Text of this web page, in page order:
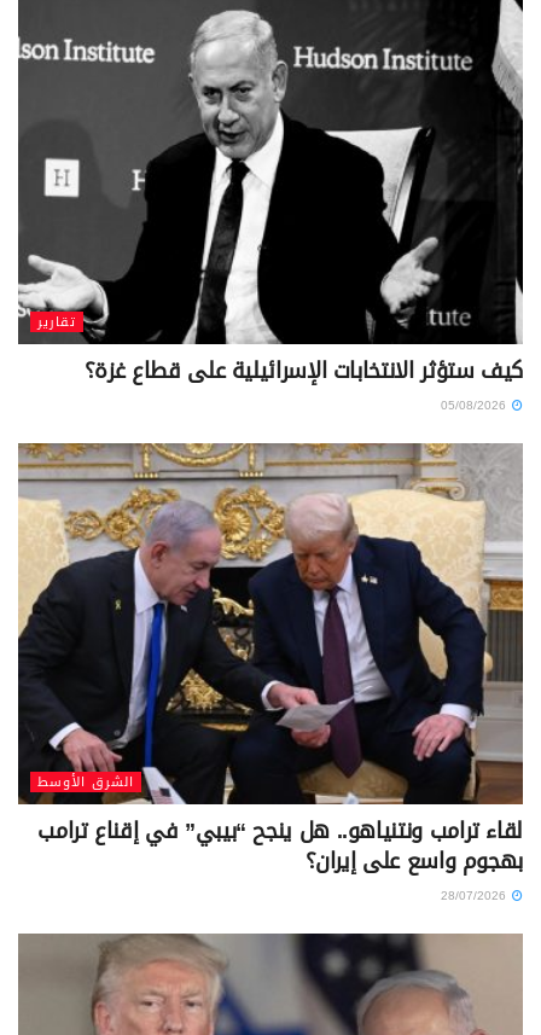
تقارير
كيف ستؤثر الانتخابات الإسرائيلية على قطاع غزة؟
الشرق الأوسط
لقاء ترامب ونتنياهو.. هل ينجح “بيبي” في إقناع ترامب
بهجوم واسع على إيران؟